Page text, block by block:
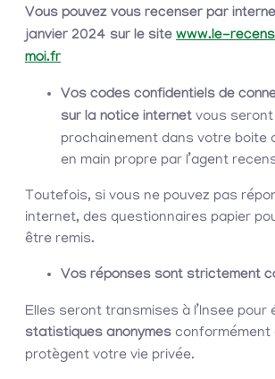
Vous pouvez vous recenser par
janvier 2024 sur le site www.le-
moi.fr
Vos codes confidentiels de
sur la notice internet vous seront
prochainement dans votre boite
en main propre par l’agent
Toutefois, si vous ne pouvez pas
internet, des questionnaires papier
être remis.
Vos réponses sont strictement
Elles seront transmises à l’Insee pour
statistiques anonymes conformément
protègent votre vie privée.